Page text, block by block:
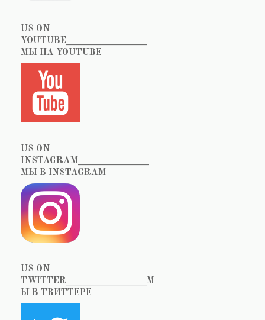
US ON
YOUTUBE_________________
МЫ НА YOUTUBE
US ON
INSTAGRAM_______________
МЫ В INSTAGRAM
US ON
TWITTER_________________М
Ы В ТВИТТЕРЕ